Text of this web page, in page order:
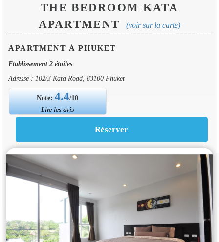
THE BEDROOM KATA
APARTMENT
(voir sur la carte)
APARTMENT À PHUKET
Etablissement 2 étoiles
Adresse : 102/3 Kata Road, 83100 Phuket
Note:4.4/10
Lire les avis